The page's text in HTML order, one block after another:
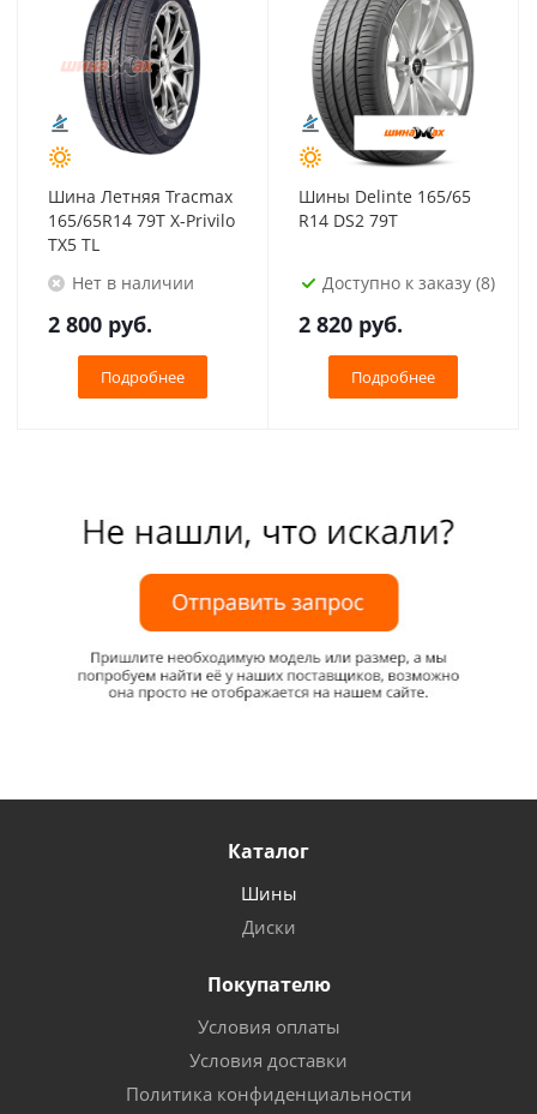
Шина Летняя Tracmax
165/65R14 79T X-Privilo
TX5 TL
Нет в наличии
2 800 руб.
Подробнее
Шины Delinte 165/65
R14 DS2 79T
Доступно к заказу (8)
2 820 руб.
Подробнее
Каталог
Шины
Диски
Покупателю
Условия оплаты
Условия доставки
Политика конфиденциальности